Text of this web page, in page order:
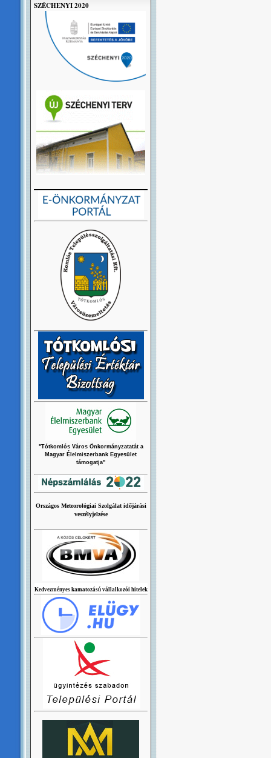
SZÉCHENYI 2020
"Tótkomlós Város Önkormányzatatát a
Magyar Élelmiszerbank Egyesület
támogatja"
Országos Meteorológiai Szolgálat időjárási
veszélyjelzése
Kedvezményes kamatozású vállalkozói hitelek